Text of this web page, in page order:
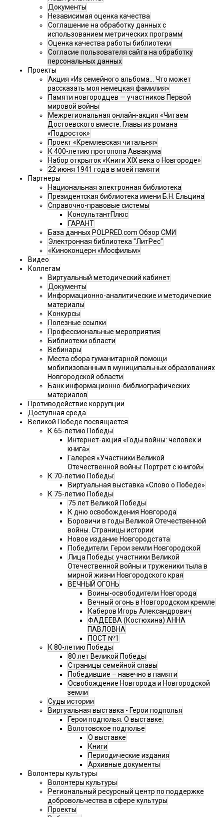
Документы
Независимая оценка качества
Соглашение на обработку данных с
использованием метрических программ
Оценка качества работы библиотеки
Согласие пользователя сайта на обработку
персональных данных
Проекты
Акция «Из семейного альбома... Что может
рассказать моя немецкая фамилия»
Памяти новгородцев — участников Первой
мировой войны
Межрегиональная онлайн-акция «Читаем
Достоевского вместе. Главы из романа
«Подросток»
Проект «Кремлевская читальня»
К 400-летию протопопа Аввакума
Набор открыток «Книги XIX века о Новгороде»
22 июня 1941 года в моей памяти
Партнеры
Национальная электронная библиотека
Президентская библиотека имени Б.Н. Ельцина
Справочно-правовые системы
КонсультантПлюс
ГАРАНТ
База данных POLPRED.com Обзор СМИ
Электронная библиотека "ЛитРес"
«Киноконцерн «Мосфильм»
Видео
Коллегам
Виртуальный методический кабинет
Документы
Информационно-аналитические и методические
материалы
Конкурсы
Полезные ссылки
Профессиональные мероприятия
Библиотеки области
Вебинары
Места сбора гуманитарной помощи
мобилизованным в муниципальных образованиях
Новгородской области
Банк информационно-библиографических
материалов
Противодействие коррупции
Доступная среда
Великой Победе посвящается
К 65-летию Победы
Интернет-акция «Годы войны: человек и
книга»
Галерея «Участники Великой
Отечественной войны: Портрет с книгой»
К 70-летию Победы:
Виртуальная выставка «Слово о Победе»
К 75-летию Победы
75 лет Великой Победы
К дню освобождения Новгорода
Боровичи в годы Великой Отечественной
войны. Страницы истории
Новое издание Новгородстата
Победители. Герои земли Новгородской
Лица Победы: участники Великой
Отечественной войны и труженики тыла в
мирной жизни Новгородского края
ВЕЧНЫЙ ОГОНЬ
Воины-освободители Новгорода
Вечный огонь в Новгородском кремле
Каберов Игорь Александрович
ФАДЕЕВА (Костюхина) АННА
ПАВЛОВНА
ПОСТ №1
К 80-летию Победы
80 лет Великой Победы
Страницы семейной славы
Победившие – навечно в памяти
Освобождение Новгорода и Новгородской
земли
Суды истории
Виртуальная выставка - Герои подполья
Герои подполья. О выставке.
Волотовское подполье
О выставке
Книги
Периодические издания
Архивные документы
Волонтеры культуры
Волонтеры культуры
Региональный ресурсный центр по поддержке
добровольчества в сфере культуры
Проекты